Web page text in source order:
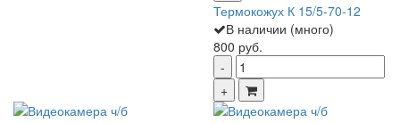
Термокожух К 15/5-70-12
В наличии (много)
800 руб.